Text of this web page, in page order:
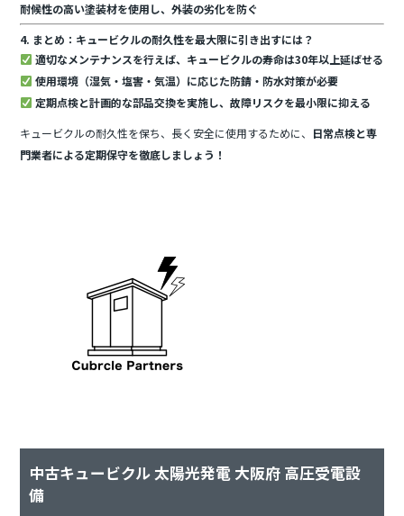
耐候性の高い塗装材を使用し、外装の劣化を防ぐ
4. まとめ：キュービクルの耐久性を最大限に引き出すには？
適切なメンテナンスを行えば、キュービクルの寿命は30年以上延ばせる
使用環境（湿気・塩害・気温）に応じた防錆・防水対策が必要
定期点検と計画的な部品交換を実施し、故障リスクを最小限に抑える
キュービクルの耐久性を保ち、長く安全に使用するために、 日常点検と専
門業者による定期保守を徹底しましょう！
中古キュービクル 太陽光発電 大阪府 高圧受電設
備